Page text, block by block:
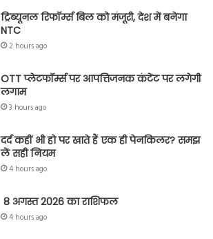
ट्रिब्यूनल रिफॉर्म्स बिल को मंजूरी, देश में बनेगा
NTC
2 hours ago
OTT प्लेटफॉर्म्स पर आपत्तिजनक कंटेंट पर लगेगी
लगाम
3 hours ago
दर्द कहीं भी हो पर खाते हैं एक ही पेनकिलर? समझ
लें सही नियम
4 hours ago
8 अगस्त 2026 का राशिफल
4 hours ago